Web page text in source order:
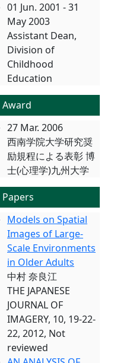
01 Jun. 2001 - 31
May 2003
Assistant Dean,
Division of
Childhood
Education
Award
27 Mar. 2006
西南学院大学研究奨
励規程による表彰 博
士(心理学)九州大学
Papers
Models on Spatial
Images of Large-
Scale Environments
in Older Adults
中村 奈良江
THE JAPANESE
JOURNAL OF
IMAGERY, 10, 19-22-
22, 2012, Not
reviewed